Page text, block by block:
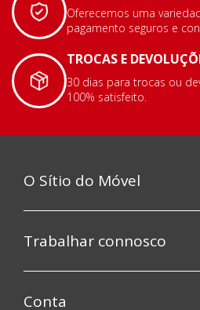
Oferecemos uma
pagamento seguros e
TROCAS E
30 dias para trocas ou
100% satisfeito.
O Sítio do Móvel
Trabalhar connosco
Conta